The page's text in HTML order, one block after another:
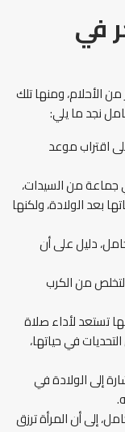
في
الأحلام، ومنها تلك
نجد ما يلي:
اقتراب موعد
جماعة من السيدات،
بعد الولادة، ولكنها
دليل على أن
من الكرب
تستعد لأداء صلاة
في حياتها،
إلى الولادة في
إلى أن المرأة ترزق